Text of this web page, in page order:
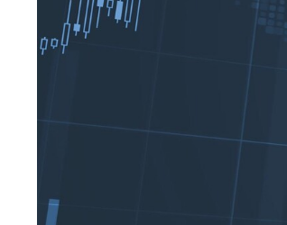
Mein Konto